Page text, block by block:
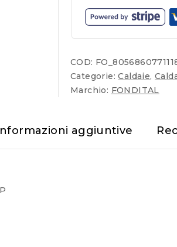
COD:
Categorie:Caldaie,
Marchio: FONDITAL
aggiuntive